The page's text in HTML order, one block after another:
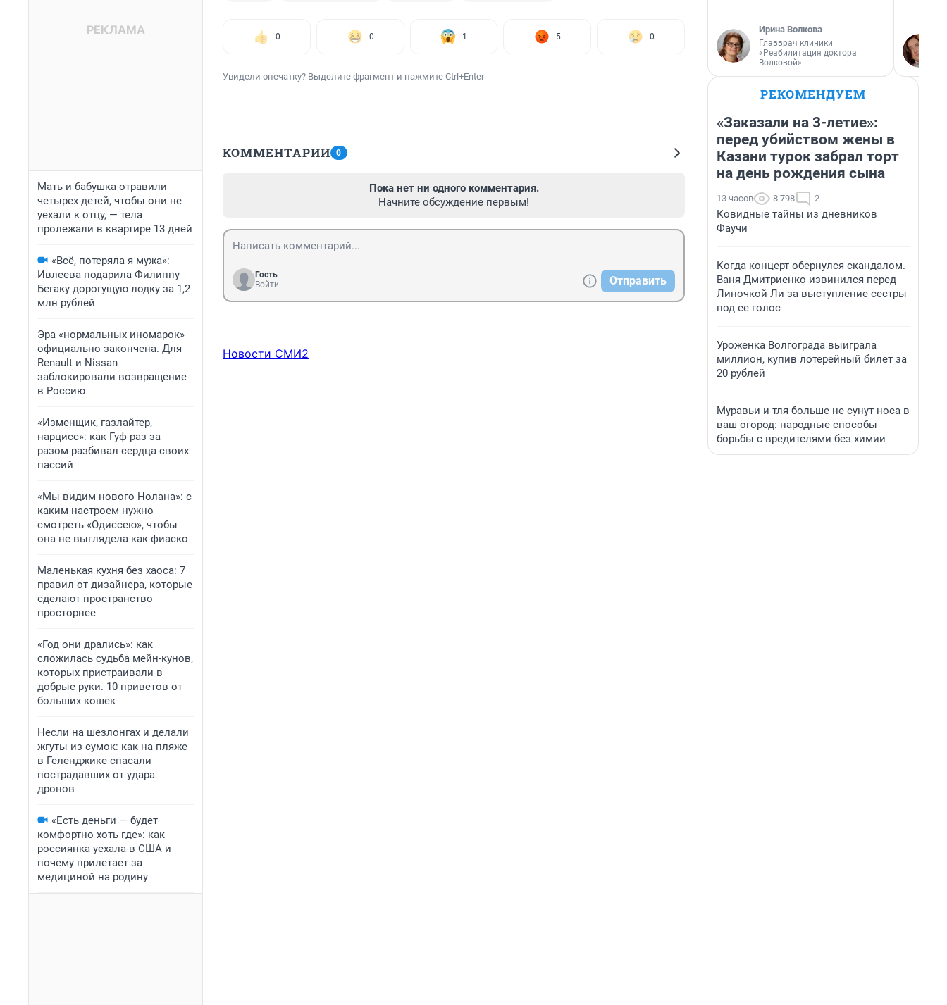
Мать и бабушка отравили
четырех детей, чтобы они не
уехали к отцу, — тела
пролежали в квартире 13 дней
«Всё, потеряла я мужа»:
Ивлеева подарила Филиппу
Бегаку дорогущую лодку за 1,2
млн рублей
Эра «нормальных иномарок»
официально закончена. Для
Renault и Nissan
заблокировали возвращение
в Россию
«Изменщик, газлайтер,
нарцисс»: как Гуф раз за
разом разбивал сердца своих
пассий
«Мы видим нового Нолана»: с
каким настроем нужно
смотреть «Одиссею», чтобы
она не выглядела как фиаско
Маленькая кухня без хаоса: 7
правил от дизайнера, которые
сделают пространство
просторнее
«Год они дрались»: как
сложилась судьба мейн-кунов,
которых пристраивали в
добрые руки. 10 приветов от
больших кошек
Несли на шезлонгах и делали
жгуты из сумок: как на пляже
в Геленджике спасали
пострадавших от удара
дронов
«Есть деньги — будет
комфортно хоть где»: как
россиянка уехала в США и
почему прилетает за
медициной на родину
0 0 1 5 0
Увидели опечатку? Выделите фрагмент и нажмите Ctrl+Enter
КОММЕНТАРИИ 0
Пока нет ни одного комментария.
Начните обсуждение первым!
Гость
Войти
Отправить
Новости СМИ2
Ирина Волкова
Главврач клиники
«Реабилитация доктора
Волковой»
РЕКОМЕНДУЕМ
«Заказали на 3-летие»:
перед убийством жены в
Казани турок забрал торт
на день рождения сына
13 часов 8 798 2
Ковидные тайны из дневников
Фаучи
Когда концерт обернулся скандалом.
Ваня Дмитриенко извинился перед
Линочкой Ли за выступление сестры
под ее голос
Уроженка Волгограда выиграла
миллион, купив лотерейный билет за
20 рублей
Муравьи и тля больше не сунут носа в
ваш огород: народные способы
борьбы с вредителями без химии